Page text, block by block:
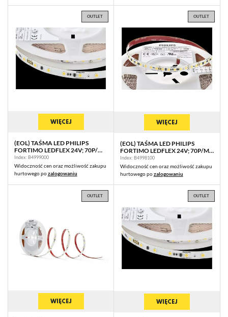
OUTLET
WIĘCEJ
(EOL) TAŚMA LED PHILIPS
FORTIMO LEDFLEX 24V; 70P/M;
1000LM/M; 827 C10 G1 5M (P)
Index: B4999000
Widoczność cen oraz możliwość zakupu
hurtowego pozalogowaniu
OUTLET
WIĘCEJ
(EOL) TAŚMA LED PHILIPS
FORTIMO LEDFLEX 24V; 70P/M;
1500LM/M; 830 C10 G1 5M (P)
Index: B4998100
Widoczność cen oraz możliwość zakupu
hurtowego pozalogowaniu
OUTLET
WIĘCEJ
OUTLET
WIĘCEJ